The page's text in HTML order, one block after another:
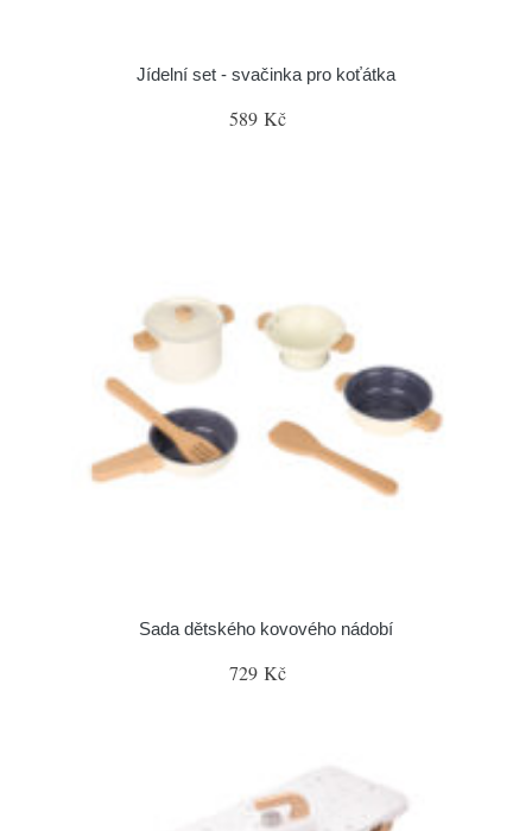
Jídelní set - svačinka pro koťátka
589 Kč
Sada dětského kovového nádobí
729 Kč